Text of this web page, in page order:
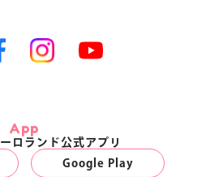
App
ロランド公式アプリ
Google Play